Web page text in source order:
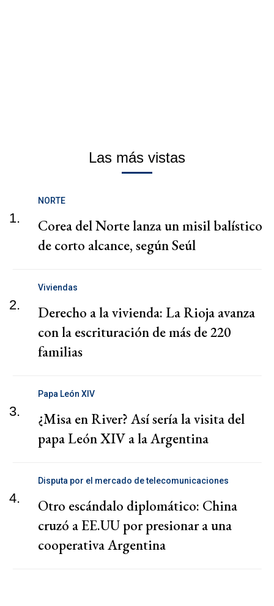
Las más vistas
1.
NORTE
Corea del Norte lanza un misil balístico
de corto alcance, según Seúl
2.
Viviendas
Derecho a la vivienda: La Rioja avanza
con la escrituración de más de 220
familias
3.
Papa León XIV
¿Misa en River? Así sería la visita del
papa León XIV a la Argentina
4.
Disputa por el mercado de telecomunicaciones
Otro escándalo diplomático: China
cruzó a EE.UU por presionar a una
cooperativa Argentina